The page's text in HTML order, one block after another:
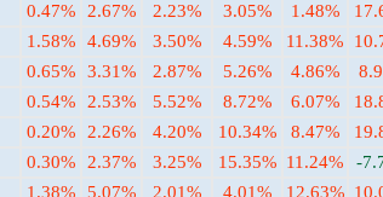
0.47% 2.67% 2.23% 3.05% 1.48%
1.58% 4.69% 3.50% 4.59% 11.38%
0.65% 3.31% 2.87% 5.26% 4.86%
0.54% 2.53% 5.52% 8.72% 6.07%
0.20% 2.26% 4.20% 10.34% 8.47%
0.30% 2.37% 3.25% 15.35% 11.24%
-
1.38% 5.07% 2.01% 4.01% 12.63%